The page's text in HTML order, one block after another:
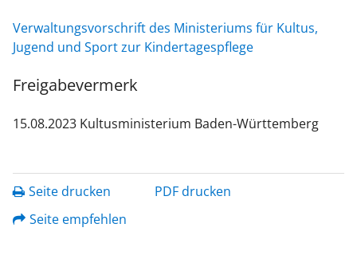
Verwaltungsvorschrift des Ministeriums für Kultus,
Jugend und Sport zur Kindertagespflege
Freigabevermerk
15.08.2023 Kultusministerium Baden-Württemberg
Seite drucken
PDF drucken
Seite empfehlen